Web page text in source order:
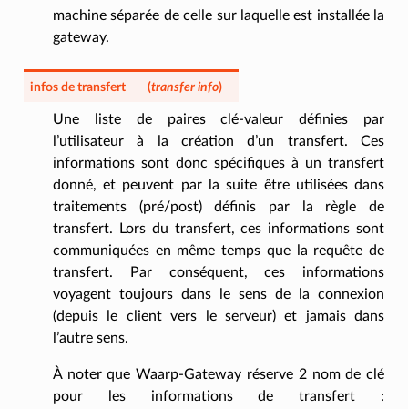
machine séparée de celle sur laquelle est installée la
gateway.
infos de transfert (transfer info)
Une liste de paires clé-valeur définies par
l’utilisateur à la création d’un transfert. Ces
informations sont donc spécifiques à un transfert
donné, et peuvent par la suite être utilisées dans
traitements (pré/post) définis par la règle de
transfert. Lors du transfert, ces informations sont
communiquées en même temps que la requête de
transfert. Par conséquent, ces informations
voyagent toujours dans le sens de la connexion
(depuis le client vers le serveur) et jamais dans
l’autre sens.
À noter que Waarp-Gateway réserve 2 nom de clé
pour les informations de transfert :